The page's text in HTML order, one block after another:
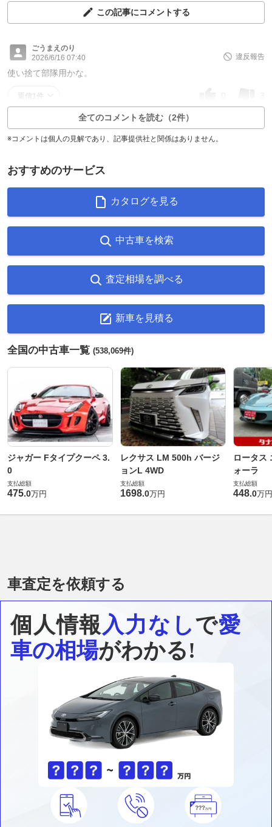
この記事にコメントする
ごうまえのり
2026/6/16 07:40
違反報告
使い捨て部隊用かな。
返信1件
全てのコメントを読む（2件）
※コメントは個人の見解であり、記事提供社と関係はありません。
おすすめのサービス
カタログを見る
中古車を検索
査定相場を調べる
新車を見積る
全国の中古車一覧 (538,069件)
ジャガー Fタイプクーペ 3.
0
支払総額
475.0万円
レクサス LM 500h バージ
ョンL 4WD
支払総額
1698.0万円
ロータス
ォーラ
支払総額
448.0万円
車査定を依頼する
個人情報入力なしで愛
車の相場がわかる!